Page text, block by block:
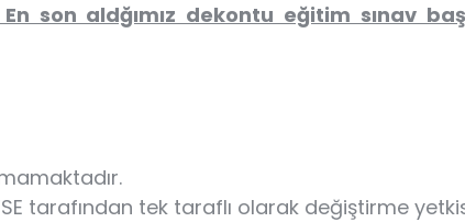
son aldğımız dekontu eğitim sınav
tarafından tek taraflı olarak değiştirme